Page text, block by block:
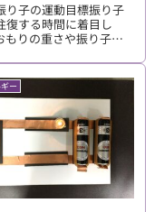
り子の運動目標振り子
復する時間に着目し
もりの重さや振り子の
り子の運動の規則性を
活動を通して，それら
ての理解を図り，観
験などに関する技能を
けることができる。 準
...
ー